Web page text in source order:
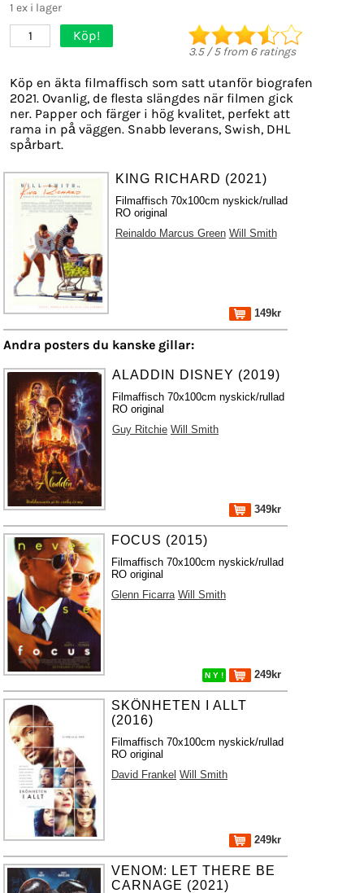
1 ex i lager
1 Köp!
3.5/5from 6ratings
Köp en äkta filmaffisch som satt utanför biografen
2021. Ovanlig, de flesta slängdes när filmen gick
ner. Papper och färger i hög kvalitet, perfekt att
rama in på väggen. Snabb leverans, Swish, DHL
spårbart.
KING RICHARD (2021)
Filmaffisch 70x100cm nyskick/rullad
RO original
Reinaldo Marcus Green Will Smith
149kr
Andra posters du kanske gillar:
ALADDIN DISNEY (2019)
Filmaffisch 70x100cm nyskick/rullad
RO original
Guy Ritchie Will Smith
349kr
FOCUS (2015)
Filmaffisch 70x100cm nyskick/rullad
RO original
Glenn Ficarra Will Smith
N Y ! 249kr
SKÖNHETEN I ALLT
(2016)
Filmaffisch 70x100cm nyskick/rullad
RO original
David Frankel Will Smith
249kr
VENOM: LET THERE BE
CARNAGE (2021)